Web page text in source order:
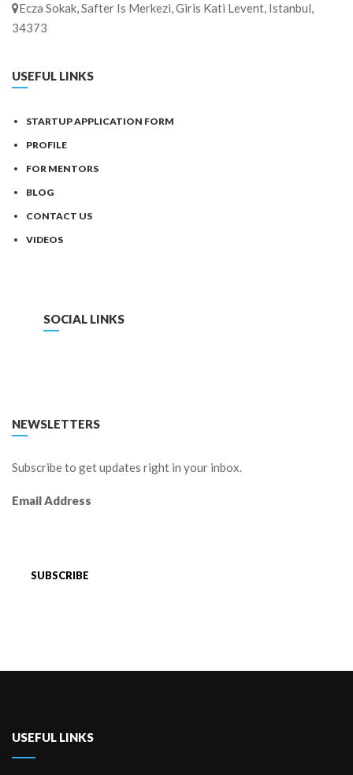
Ecza Sokak, Safter Is Merkezi, Giris Kati Levent, Istanbul,
34373
USEFUL LINKS
STARTUP APPLICATION FORM
PROFILE
FOR MENTORS
BLOG
CONTACT US
VIDEOS
SOCIAL LINKS
NEWSLETTERS
Subscribe to get updates right in your inbox.
Email Address
USEFUL LINKS